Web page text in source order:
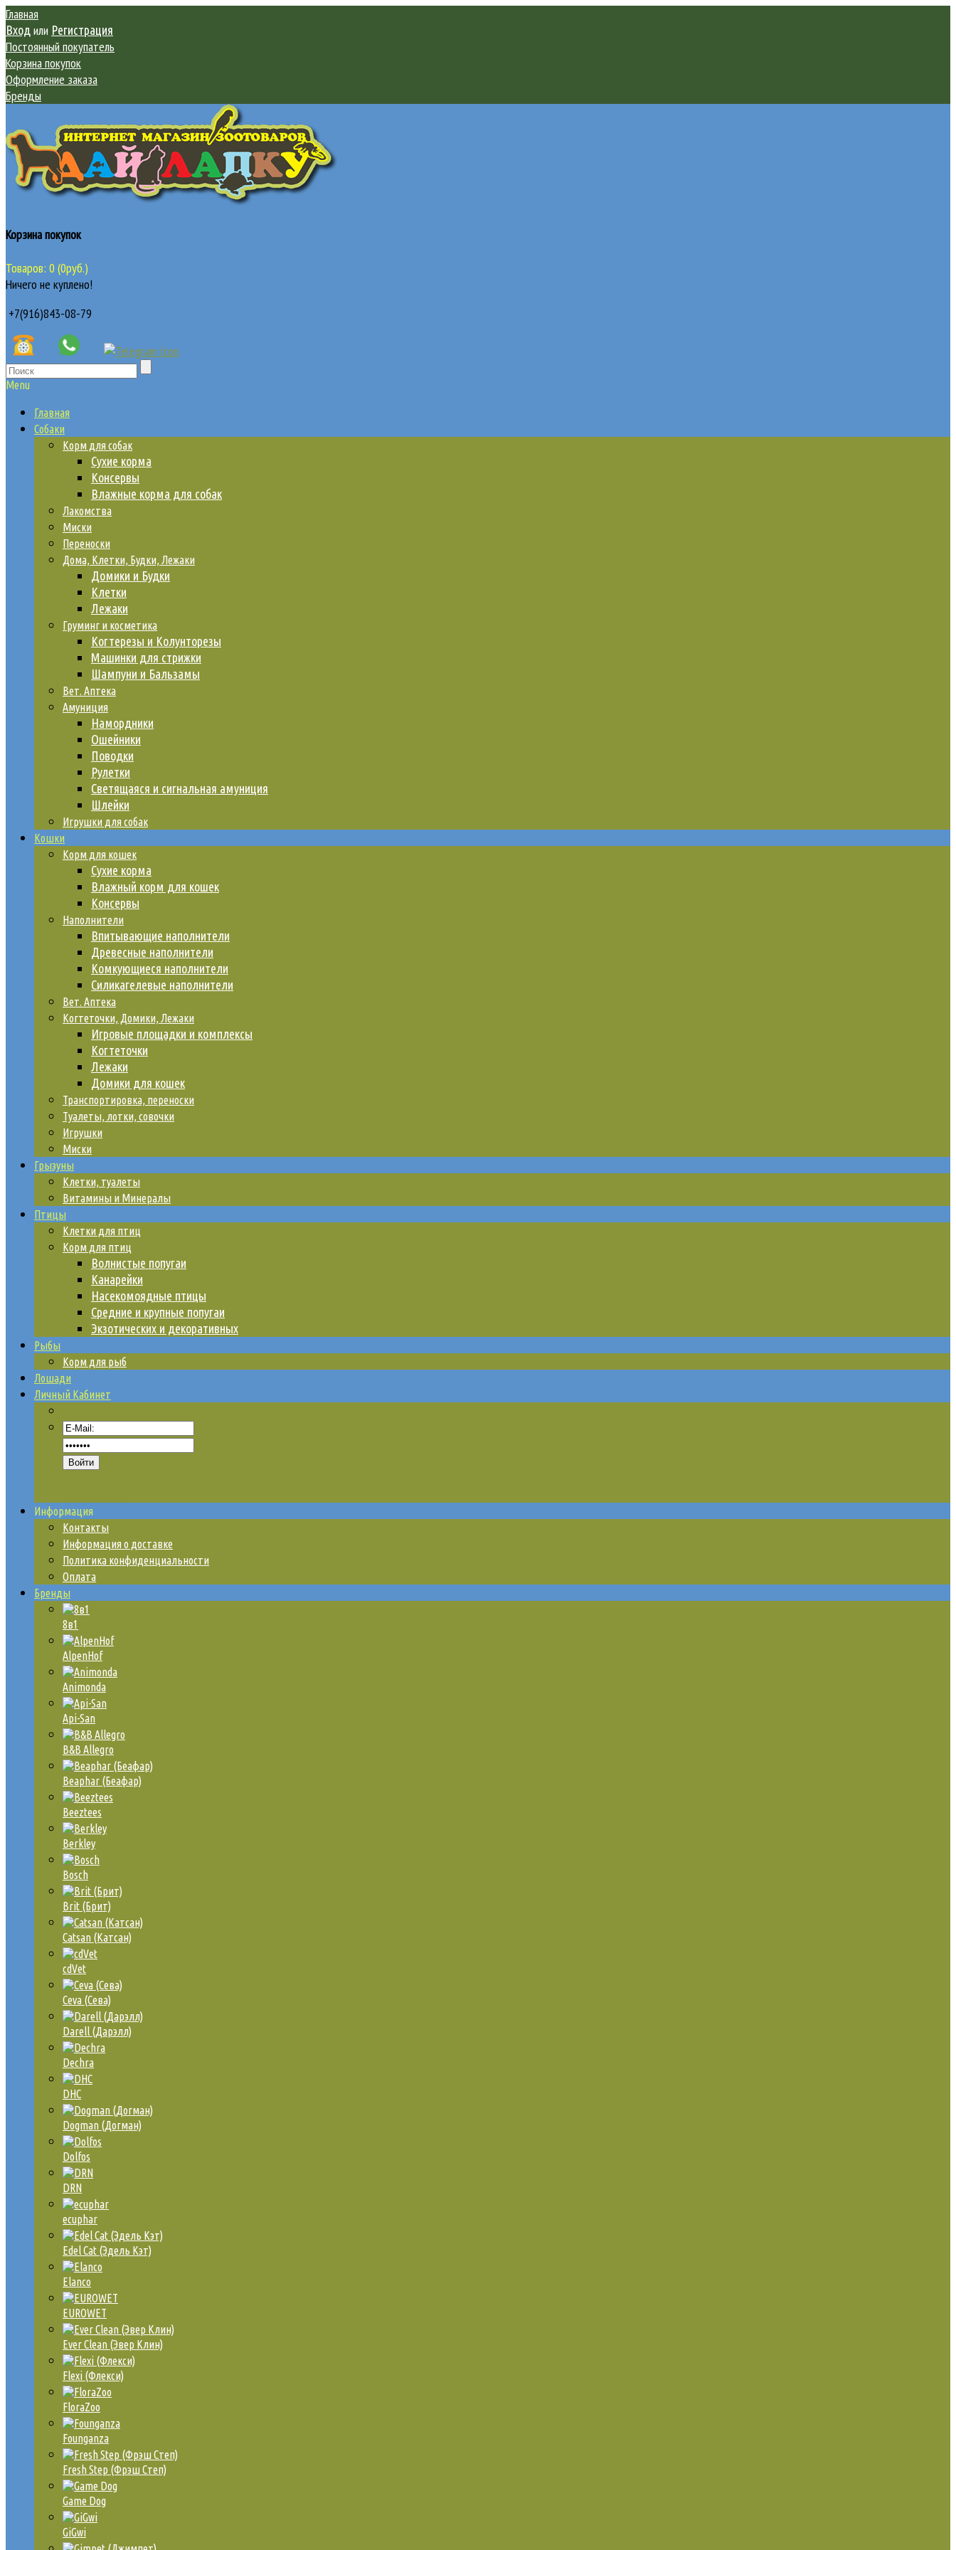
Главная
Вход или Регистрация
Постоянный покупатель
Корзина покупок
Оформление заказа
Бренды
Корзина покупок
Товаров: 0 (0руб.)
Ничего не куплено!
+7(916)843-08-79
Menu
Главная
Собаки
Корм для собак
Сухие корма
Консервы
Влажные корма для собак
Лакомства
Миски
Переноски
Дома, Клетки, Будки, Лежаки
Домики и Будки
Клетки
Лежаки
Груминг и косметика
Когтерезы и Колунторезы
Машинки для стрижки
Шампуни и Бальзамы
Вет. Аптека
Амуниция
Намордники
Ошейники
Поводки
Рулетки
Светящаяся и сигнальная амуниция
Шлейки
Игрушки для собак
Кошки
Корм для кошек
Сухие корма
Влажный корм для кошек
Консервы
Наполнители
Впитывающие наполнители
Древесные наполнители
Комкующиеся наполнители
Силикагелевые наполнители
Вет. Аптека
Когтеточки, Домики, Лежаки
Игровые площадки и комплексы
Когтеточки
Лежаки
Домики для кошек
Транспортировка, переноски
Туалеты, лотки, совочки
Игрушки
Миски
Грызуны
Клетки, туалеты
Витамины и Минералы
Птицы
Клетки для птиц
Корм для птиц
Волнистые попугаи
Канарейки
Насекомоядные птицы
Средние и крупные попугаи
Экзотических и декоративных
Рыбы
Корм для рыб
Лошади
Личный Кабинет
Информация
Контакты
Информация о доставке
Политика конфиденциальности
Оплата
Бренды
8в1
AlpenHof
Animonda
Api-San
B&B Allegro
Beaphar (Беафар)
Beeztees
Berkley
Bosch
Brit (Брит)
Catsan (Катсан)
cdVet
Ceva (Сева)
Darell (Дарэлл)
Dechra
DHC
Dogman (Догман)
Dolfos
DRN
ecuphar
Edel Cat (Эдель Кэт)
Elanco
EUROWET
Ever Clean (Эвер Клин)
Flexi (Флекси)
FloraZoo
Founganza
Fresh Step (Фрэш Степ)
Game Dog
GiGwi